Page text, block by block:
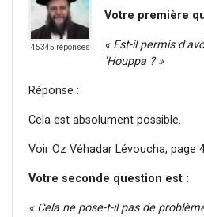
45345 réponses
Votre première
« Est-il permis
'Houppa ? »
Réponse :
Cela est absolument possible.
Voir Oz Véhadar Lévoucha, page
Votre seconde question est :
« Cela ne pose-t-il pas de